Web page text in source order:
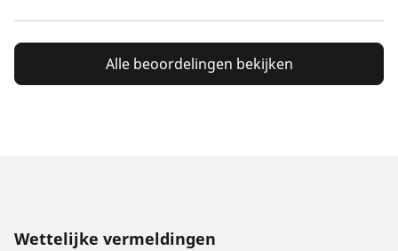
Alle beoordelingen bekijken
Wettelijke vermeldingen